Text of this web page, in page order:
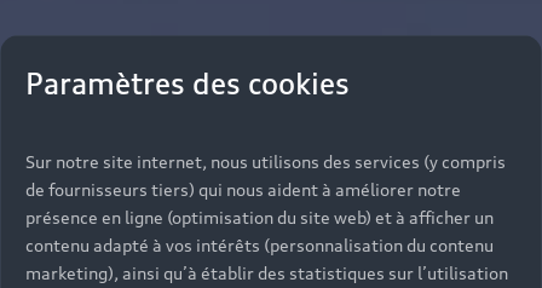
Paramètres des cookies
Sur notre site internet, nous utilisons des services (y compris
de fournisseurs tiers) qui nous aident à améliorer notre
présence en ligne (optimisation du site web) et à afficher un
contenu adapté à vos intérêts (personnalisation du contenu
marketing), ainsi qu’à établir des statistiques sur l’utilisation